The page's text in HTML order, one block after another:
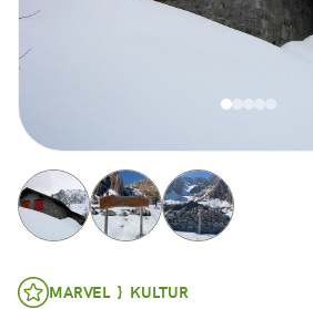
MARVEL } KULTUR